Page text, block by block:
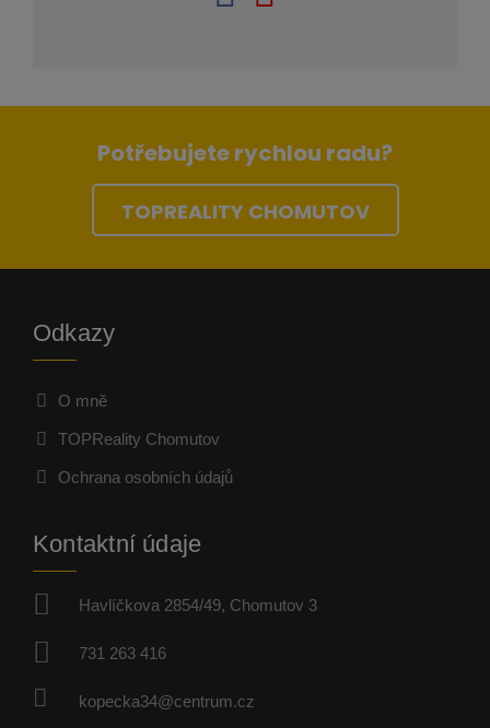
Potřebujete rychlou radu?
TOPREALITY CHOMUTOV
Odkazy
O mně
TOPReality Chomutov
Ochrana osobních údajů
Kontaktní údaje
Havlíčkova 2854/49, Chomutov 3
731 263 416
kopecka34@centrum.cz